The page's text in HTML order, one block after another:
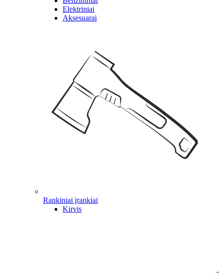
Elektriniai
Aksesuarai
Rankiniai įrankiai
Kirvis